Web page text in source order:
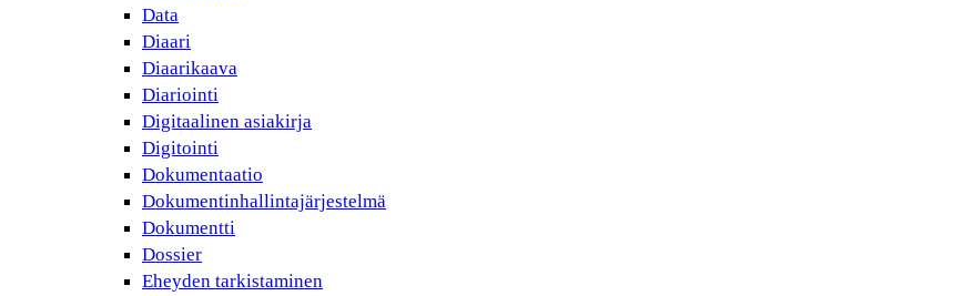
Data
Diaari
Diaarikaava
Diariointi
Digitaalinen asiakirja
Digitointi
Dokumentaatio
Dokumentinhallintajärjestelmä
Dokumentti
Dossier
Eheyden tarkistaminen